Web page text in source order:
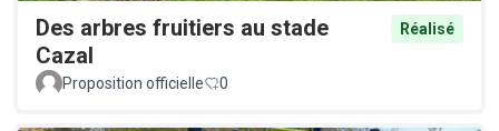
Des arbres fruitiers au stade
Cazal
Réalisé
Proposition officielle 0